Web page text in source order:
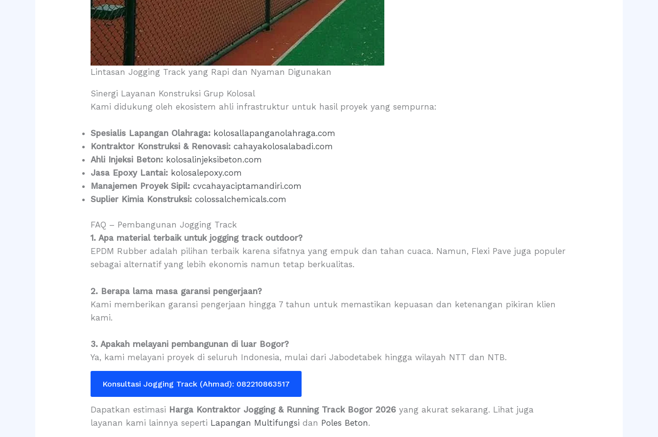
Lintasan Jogging Track yang Rapi dan Nyaman Digunakan
Sinergi Layanan Konstruksi Grup Kolosal
Kami didukung oleh ekosistem ahli infrastruktur untuk hasil proyek yang sempurna:
Spesialis Lapangan Olahraga: kolosallapanganolahraga.com
Kontraktor Konstruksi & Renovasi: cahayakolosalabadi.com
Ahli Injeksi Beton: kolosalinjeksibeton.com
Jasa Epoxy Lantai: kolosalepoxy.com
Manajemen Proyek Sipil: cvcahayaciptamandiri.com
Suplier Kimia Konstruksi: colossalchemicals.com
FAQ – Pembangunan Jogging Track
1. Apa material terbaik untuk jogging track outdoor?
EPDM Rubber adalah pilihan terbaik karena sifatnya yang empuk dan tahan cuaca. Namun, Flexi Pave juga populer
sebagai alternatif yang lebih ekonomis namun tetap berkualitas.
2. Berapa lama masa garansi pengerjaan?
Kami memberikan garansi pengerjaan hingga 7 tahun untuk memastikan kepuasan dan ketenangan pikiran klien
kami.
3. Apakah melayani pembangunan di luar Bogor?
Ya, kami melayani proyek di seluruh Indonesia, mulai dari Jabodetabek hingga wilayah NTT dan NTB.
Konsultasi Jogging Track (Ahmad): 082210863517
Dapatkan estimasi Harga Kontraktor Jogging & Running Track Bogor 2026 yang akurat sekarang. Lihat juga
layanan kami lainnya seperti Lapangan Multifungsi dan Poles Beton.